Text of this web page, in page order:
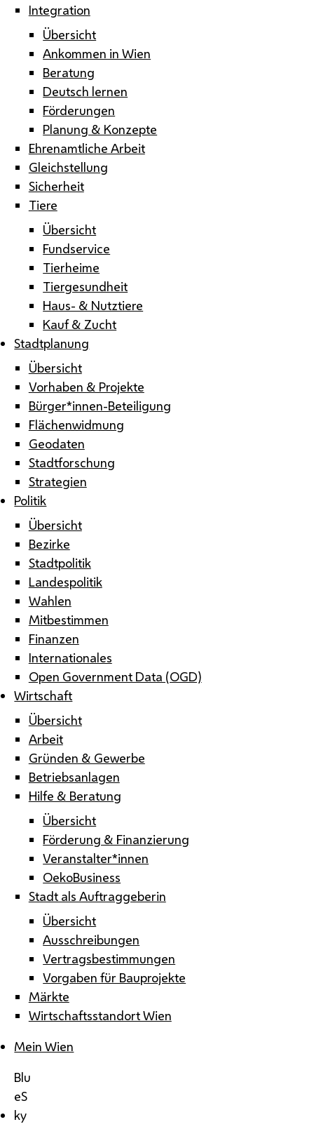
Integration
Übersicht
Ankommen in Wien
Beratung
Deutsch lernen
Förderungen
Planung & Konzepte
Ehrenamtliche Arbeit
Gleichstellung
Sicherheit
Tiere
Übersicht
Fundservice
Tierheime
Tiergesundheit
Haus- & Nutztiere
Kauf & Zucht
Stadtplanung
Übersicht
Vorhaben & Projekte
Bürger*innen-Beteiligung
Flächenwidmung
Geodaten
Stadtforschung
Strategien
Politik
Übersicht
Bezirke
Stadtpolitik
Landespolitik
Wahlen
Mitbestimmen
Finanzen
Internationales
Open Government Data (OGD)
Wirtschaft
Übersicht
Arbeit
Gründen & Gewerbe
Betriebsanlagen
Hilfe & Beratung
Übersicht
Förderung & Finanzierung
Veranstalter*innen
OekoBusiness
Stadt als Auftraggeberin
Übersicht
Ausschreibungen
Vertragsbestimmungen
Vorgaben für Bauprojekte
Märkte
Wirtschaftsstandort Wien
Mein Wien
Blu
eS
ky